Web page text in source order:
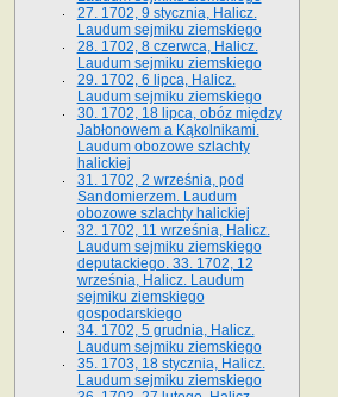
27. 1702, 9 stycznia, Halicz.
Laudum sejmiku ziemskiego
28. 1702, 8 czerwca, Halicz.
Laudum sejmiku ziemskiego
29. 1702, 6 lipca, Halicz.
Laudum sejmiku ziemskiego
30. 1702, 18 lipca, obóz między
Jabłonowem a Kąkolnikami.
Laudum obozowe szlachty
halickiej
31. 1702, 2 września, pod
Sandomierzem. Laudum
obozowe szlachty halickiej
32. 1702, 11 września, Halicz.
Laudum sejmiku ziemskiego
deputackiego. 33. 1702, 12
września, Halicz. Laudum
sejmiku ziemskiego
gospodarskiego
34. 1702, 5 grudnia, Halicz.
Laudum sejmiku ziemskiego
35. 1703, 18 stycznia, Halicz.
Laudum sejmiku ziemskiego